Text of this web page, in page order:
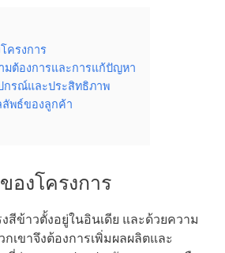
ครงการ
มต้องการและการแก้ปัญหา
กรณ์และประสิทธิภาพ
พธ์ของลูกค้า
องโครงการ
สีข้าวตั้งอยู่ในอินเดีย และด้วยความ
เขาจึงต้องการเพิ่มผลผลิตและ